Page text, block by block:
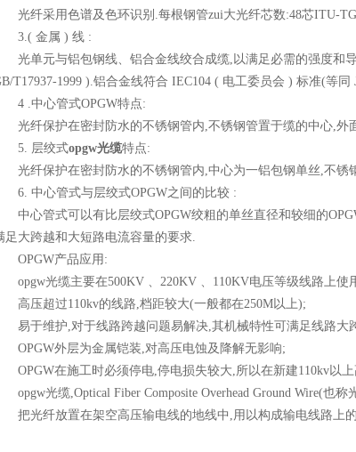
光纤采用色谱及色环识别.每根钢管zui大光纤芯数:48芯ITU-
3.( 金属 ) 线 :
光单元与铝包钢线、铝合金线绞合成缆,以满足必需的强度和
T17937-1999 ).铝合金线符合 IEC104 ( 电工委员会 ) 标准(等同
4 .中心管式OPGW特点:
光纤保护在密封防水的不锈钢管内,不锈钢管置于缆的中心,外
5. 层绞式opgw光缆特点:
光纤保护在密封防水的不锈钢管内,中心为一铝包钢单丝,不锈
6. 中心管式与层绞式OPGW之间的比较 :
中心管式可以有比层绞式OPGW绞粗的单丝直径和较细的
足大跨越和大短路电流容量的要求.
OPGW产品应用:
opgw光缆主要在500KV 、220KV 、110KV电压等级线路上使
高压超过110kv的线路,档距较大(一般都在250M以上);
易于维护,对于线路跨越问题易解决,其机械特性可满足线路大
OPGW外层为金属铠装,对高压电蚀及降解无影响;
OPGW在施工时必须停电,停电损失较大,所以在新建110kv以上
opgw光缆,Optical Fiber Composite Overhead Ground Wire(也称
把光纤放置在架空高压输电线的地线中,用以构成输电线路上